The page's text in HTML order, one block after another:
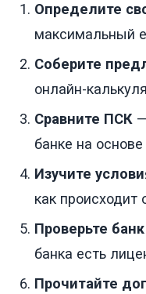
Определите
максимальный
Соберите
онлайн-
Сравните ПСК
банке на
Изучите
как происходит
Проверьте банк
банка есть
Прочитайте